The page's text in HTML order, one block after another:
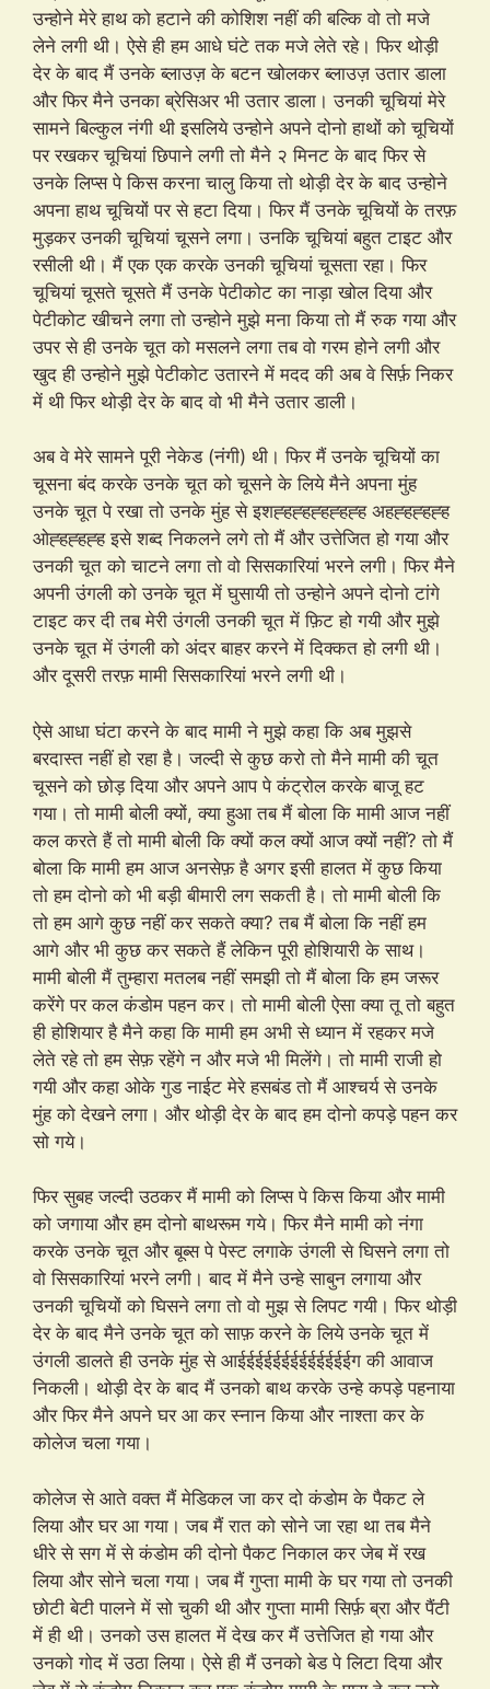
उन्होने मेरे हाथ को हटाने की कोशिश नहीं की बल्कि वो तो मजे
लेने लगी थी। ऐसे ही हम आधे घंटे तक मजे लेते रहे। फिर थोड़ी
देर के बाद मैं उनके ब्लाउज़ के बटन खोलकर ब्लाउज़ उतार डाला
और फिर मैने उनका ब्रेसिअर भी उतार डाला। उनकी चूचियां मेरे
सामने बिल्कुल नंगी थी इसलिये उन्होने अपने दोनो हाथों को चूचियों
पर रखकर चूचियां छिपाने लगी तो मैने २ मिनट के बाद फिर से
उनके लिप्स पे किस करना चालु किया तो थोड़ी देर के बाद उन्होने
अपना हाथ चूचियों पर से हटा दिया। फिर मैं उनके चूचियों के तरफ़
मुड़कर उनकी चूचियां चूसने लगा। उनकि चूचियां बहुत टाइट और
रसीली थी। मैं एक एक करके उनकी चूचियां चूसता रहा। फिर
चूचियां चूसते चूसते मैं उनके पेटीकोट का नाड़ा खोल दिया और
पेटीकोट खीचने लगा तो उन्होने मुझे मना किया तो मैं रुक गया और
उपर से ही उनके चूत को मसलने लगा तब वो गरम होने लगी और
खुद ही उन्होने मुझे पेटीकोट उतारने में मदद की अब वे सिर्फ़ निकर
में थी फिर थोड़ी देर के बाद वो भी मैने उतार डाली।
अब वे मेरे सामने पूरी नेकेड (नंगी) थी। फिर मैं उनके चूचियों का
चूसना बंद करके उनके चूत को चूसने के लिये मैने अपना मुंह
उनके चूत पे रखा तो उनके मुंह से इशह्हह्हह्हह्हह्ह अहह्हह्हह्ह
ओह्हह्हह्ह इसे शब्द निकलने लगे तो मैं और उत्तेजित हो गया और
उनकी चूत को चाटने लगा तो वो सिसकारियां भरने लगी। फिर मैने
अपनी उंगली को उनके चूत में घुसायी तो उन्होने अपने दोनो टांगे
टाइट कर दी तब मेरी उंगली उनकी चूत में फ़िट हो गयी और मुझे
उनके चूत में उंगली को अंदर बाहर करने में दिक्कत हो लगी थी।
और दूसरी तरफ़ मामी सिसकारियां भरने लगी थी।
ऐसे आधा घंटा करने के बाद मामी ने मुझे कहा कि अब मुझसे
बरदास्त नहीं हो रहा है। जल्दी से कुछ करो तो मैने मामी की चूत
चूसने को छोड़ दिया और अपने आप पे कंट्रोल करके बाजू हट
गया। तो मामी बोली क्यों, क्या हुआ तब मैं बोला कि मामी आज नहीं
कल करते हैं तो मामी बोली कि क्यों कल क्यों आज क्यों नहीं? तो मैं
बोला कि मामी हम आज अनसेफ़ है अगर इसी हालत में कुछ किया
तो हम दोनो को भी बड़ी बीमारी लग सकती है। तो मामी बोली कि
तो हम आगे कुछ नहीं कर सकते क्या? तब मैं बोला कि नहीं हम
आगे और भी कुछ कर सकते हैं लेकिन पूरी होशियारी के साथ।
मामी बोली मैं तुम्हारा मतलब नहीं समझी तो मैं बोला कि हम जरूर
करेंगे पर कल कंडोम पहन कर। तो मामी बोली ऐसा क्या तू तो बहुत
ही होशियार है मैने कहा कि मामी हम अभी से ध्यान में रहकर मजे
लेते रहे तो हम सेफ़ रहेंगे न और मजे भी मिलेंगे। तो मामी राजी हो
गयी और कहा ओके गुड नाईट मेरे हसबंड तो मैं आश्चर्य से उनके
मुंह को देखने लगा। और थोड़ी देर के बाद हम दोनो कपड़े पहन कर
सो गये।
फिर सुबह जल्दी उठकर मैं मामी को लिप्स पे किस किया और मामी
को जगाया और हम दोनो बाथरूम गये। फिर मैने मामी को नंगा
करके उनके चूत और बूब्स पे पेस्ट लगाके उंगली से घिसने लगा तो
वो सिसकारियां भरने लगी। बाद में मैने उन्हे साबुन लगाया और
उनकी चूचियों को घिसने लगा तो वो मुझ से लिपट गयी। फिर थोड़ी
देर के बाद मैने उनके चूत को साफ़ करने के लिये उनके चूत में
उंगली डालते ही उनके मुंह से आईईईईईईईईईईईईईग की आवाज
निकली। थोड़ी देर के बाद मैं उनको बाथ करके उन्हे कपड़े पहनाया
और फिर मैने अपने घर आ कर स्नान किया और नाश्ता कर के
कोलेज चला गया।
कोलेज से आते वक्त मैं मेडिकल जा कर दो कंडोम के पैकट ले
लिया और घर आ गया। जब मैं रात को सोने जा रहा था तब मैने
धीरे से सग में से कंडोम की दोनो पैकट निकाल कर जेब में रख
लिया और सोने चला गया। जब मैं गुप्ता मामी के घर गया तो उनकी
छोटी बेटी पालने में सो चुकी थी और गुप्ता मामी सिर्फ़ ब्रा और पैंटी
में ही थी। उनको उस हालत में देख कर मैं उत्तेजित हो गया और
उनको गोद में उठा लिया। ऐसे ही मैं उनको बेड पे लिटा दिया और